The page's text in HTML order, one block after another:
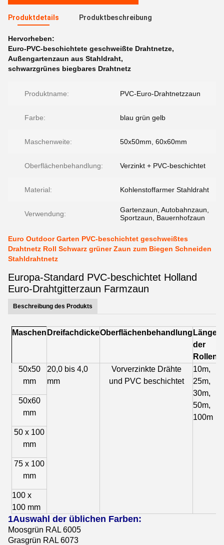
Produktdetails Produktbeschreibung
Hervorheben:
Euro-PVC-beschichtete geschweißte Drahtnetze,
Außengartenzaun aus Stahldraht,
schwarzgrünes biegbares Drahtnetz
Produktname: PVC-Euro-Drahtnetzzaun
Farbe: blau grün gelb
Maschenweite: 50x50mm, 60x60mm
Oberflächenbehandlung: Verzinkt + PVC-beschichtet
Material: Kohlenstoffarmer Stahldraht
Verwendung:
Gartenzaun, Autobahnzaun,
Sportzaun, Bauernhofzaun
Euro Outdoor Garten PVC-beschichtet geschweißtes
Drahtnetz Roll Schwarz grüner Zaun zum Biegen Schneiden
Stahldrahtnetz
Europa-Standard PVC-beschichtet Holland
Euro-Drahtgitterzaun Farmzaun
Beschreibung des Produkts
Maschen DreifachdickeOberflächenbehandlung Länge
der
Rollen
50x50
mm
20,0 bis 4,0
mm
Vorverzinkte Drähte
und PVC beschichtet
10m,
25m,
30m,
50m,
100m
50x60
mm
50 x 100
mm
75 x 100
mm
100 x
100 mm
1Auswahl der üblichen Farben:
Moosgrün RAL 6005
Grasgrün RAL 6073